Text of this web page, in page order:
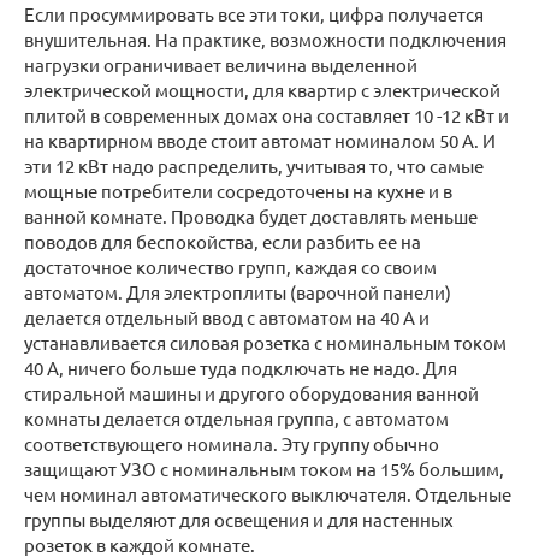
Если просуммировать все эти токи, цифра получается
внушительная. На практике, возможности подключения
нагрузки ограничивает величина выделенной
электрической мощности, для квартир с электрической
плитой в современных домах она составляет 10 -12 кВт и
на квартирном вводе стоит автомат номиналом 50 А. И
эти 12 кВт надо распределить, учитывая то, что самые
мощные потребители сосредоточены на кухне и в
ванной комнате. Проводка будет доставлять меньше
поводов для беспокойства, если разбить ее на
достаточное количество групп, каждая со своим
автоматом. Для электроплиты (варочной панели)
делается отдельный ввод с автоматом на 40 А и
устанавливается силовая розетка с номинальным током
40 А, ничего больше туда подключать не надо. Для
стиральной машины и другого оборудования ванной
комнаты делается отдельная группа, с автоматом
соответствующего номинала. Эту группу обычно
защищают УЗО с номинальным током на 15% большим,
чем номинал автоматического выключателя. Отдельные
группы выделяют для освещения и для настенных
розеток в каждой комнате.